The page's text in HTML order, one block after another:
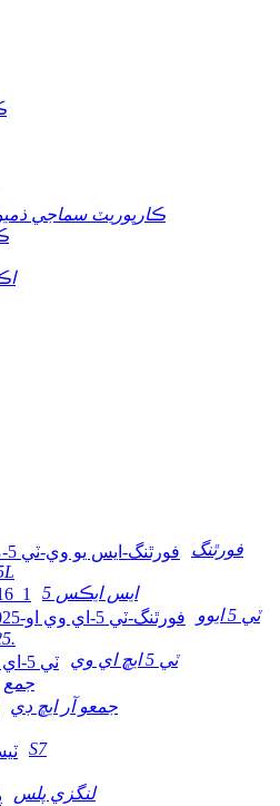
ڪارپوريٽ سماجي
فورٿنگ
ايس ايڪس 5
ٽي 5 ايوو
25 وي اي آر.
ٽي 5 ايڇ اي وي
جمع
جمعو آر ايڇ ڊي
S7
لنگزي پلس